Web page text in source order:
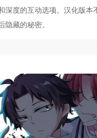
深度的互动选项。汉化版
隐藏的秘密。